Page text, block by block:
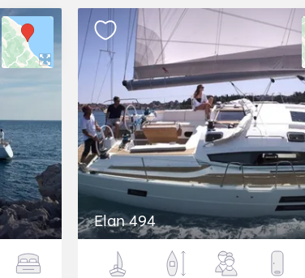
Elan 494